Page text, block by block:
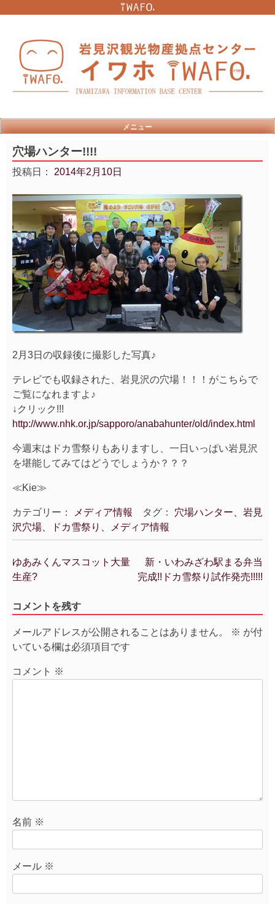
メニュー
穴場ハンター!!!!
投稿日： 2014年2月10日
2月3日の収録後に撮影した写真♪
テレビでも収録された、岩見沢の穴場！！！がこちらで
ご覧になれますよ♪
↓クリック!!!
http://www.nhk.or.jp/sapporo/anabahunter/old/index.html
今週末はドカ雪祭りもありますし、一日いっぱい岩見沢
を堪能してみてはどうでしょうか？？？
≪Kie≫
カテゴリー： メディア情報 タグ： 穴場ハンター、岩見
沢穴場、ドカ雪祭り、メディア情報
投
稿
ビ
ー
シ
ョ
ン
ゆあみくんマスコット大量
生産?
新・いわみざわ駅まる弁当
完成!!ドカ雪祭り試作発売!!!!!
コメントを残す
メールアドレスが公開されることはありません。 ※ が付
いている欄は必須項目です
コメント ※
名前 ※
メール ※